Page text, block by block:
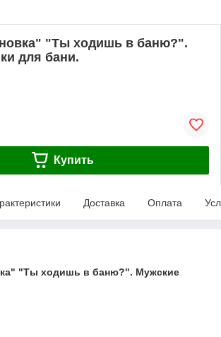
"Ты ходишь в баню?".
для бани.
Купить
Доставка Оплата
"Ты ходишь в баню?". Мужские